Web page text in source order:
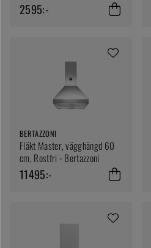
2595:-
BERTAZZONI
Fläkt Master, vägghängd 60
cm, Rostfri - Bertazzoni
11495:-